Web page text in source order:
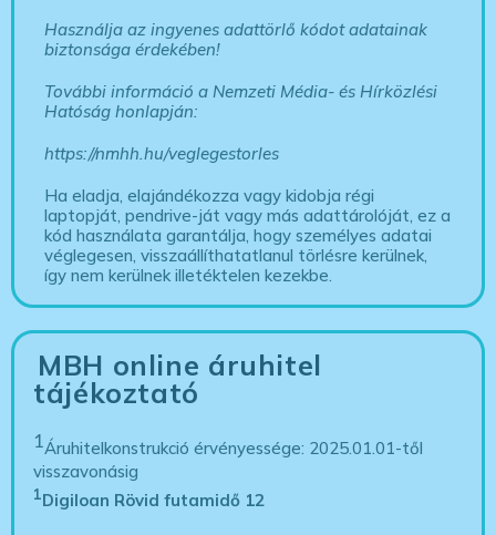
Használja az ingyenes adattörlő kódot adatainak
biztonsága érdekében!
További információ a Nemzeti Média- és Hírközlési
Hatóság honlapján:
https://nmhh.hu/veglegestorles
Ha eladja, elajándékozza vagy kidobja régi
laptopját, pendrive-ját vagy más adattárolóját, ez a
kód használata garantálja, hogy személyes adatai
véglegesen, visszaállíthatatlanul törlésre kerülnek,
így nem kerülnek illetéktelen kezekbe.
MBH online áruhitel
tájékoztató
1Áruhitelkonstrukció érvényessége: 2025.01.01-től
visszavonásig
1Digiloan Rövid futamidő 12